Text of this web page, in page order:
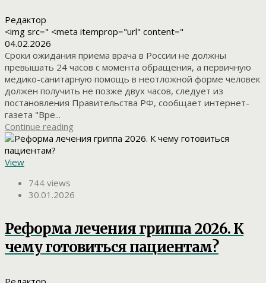
Редактор
<img src=" <meta itemprop="url" content="
04.02.2026
Сроки ожидания приема врача в России не должны
превышать 24 часов с момента обращения, а первичную
медико-санитарную помощь в неотложной форме человек
должен получить не позже двух часов, следует из
постановления Правительства РФ, сообщает интернет-
газета "Вре...
Continue reading
View
744 views
30.01.2026
Реформа лечения гриппа 2026. К
чему готовиться пациентам?